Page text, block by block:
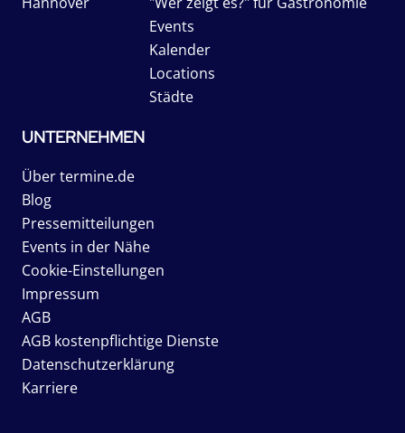
Events
Kalender
Locations
Städte
UNTERNEHMEN
Über termine.de
Blog
Pressemitteilungen
Events in der Nähe
Cookie-Einstellungen
Impressum
AGB
AGB kostenpflichtige Dienste
Datenschutzerklärung
Karriere